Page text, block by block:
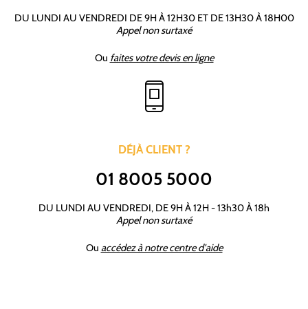
DU LUNDI AU VENDREDI DE 9H À 12H30 ET DE 13H30 À 18H00
Appel non surtaxé
Ou faites votre devis en ligne
DÉJÀ CLIENT ?
01 8005 5000
DU LUNDI AU VENDREDI, DE 9H À 12H - 13h30 À 18h
Appel non surtaxé
Ou accédez à notre centre d'aide